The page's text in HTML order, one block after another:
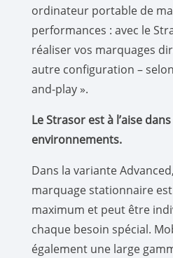
ordinateur portable de
performances : avec le
réaliser vos marquages
autre configuration –
and-play ».
Le Strasor est à l’aise
environnements.
Dans la variante
marquage stationnaire
maximum et peut être
chaque besoin spécial.
également une large